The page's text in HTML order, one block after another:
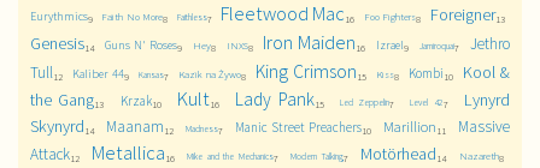
Eurythmics9 Faith No More8 Faithless7 Fleetwood Mac 16 Foo Fighters8 Foreigner13
Genesis14 Guns N' Roses9 Hey8 INXS8 Iron Maiden 16 Izrael9 Jamiroquai7
Jethro
Tull12 Kaliber 449 Kansas7 Kazik na Żywo8 King Crimson 15 Kiss8 Kombi 10
Kool &
the Gang13 Krzak10 Kult16 Lady Pank15 Led Zeppelin7 Level 427
Lynyrd
Skynyrd 14 Maanam 12 Madness7 Manic Street Preachers10 Marillion 11
Massive
Attack12 Metallica 16 Mike and the Mechanics7 Modern Talking7 Motörhead 14 Nazareth8